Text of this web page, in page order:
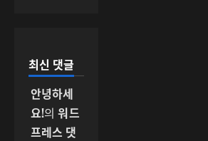
최신 댓글
안녕하세
요!의워드
프레스 댓